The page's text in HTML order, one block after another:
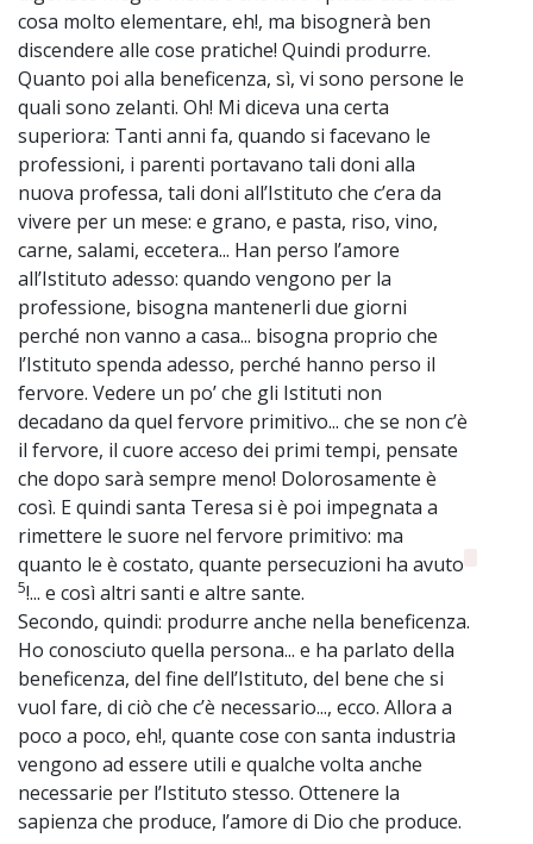
cosa molto elementare, eh!, ma bisognerà ben
discendere alle cose pratiche! Quindi produrre.
Quanto poi alla beneficenza, sì, vi sono persone le
quali sono zelanti. Oh! Mi diceva una certa
superiora: Tanti anni fa, quando si facevano le
professioni, i parenti portavano tali doni alla
nuova professa, tali doni all’Istituto che c’era da
vivere per un mese: e grano, e pasta, riso, vino,
carne, salami, eccetera... Han perso l’amore
all’Istituto adesso: quando vengono per la
professione, bisogna mantenerli due giorni
perché non vanno a casa... bisogna proprio che
l’Istituto spenda adesso, perché hanno perso il
fervore. Vedere un po’ che gli Istituti non
decadano da quel fervore primitivo... che se non c’è
il fervore, il cuore acceso dei primi tempi, pensate
che dopo sarà sempre meno! Dolorosamente è
così. E quindi santa Teresa si è poi impegnata a
rimettere le suore nel fervore primitivo: ma
quanto le è costato, quante persecuzioni ha avuto
5!... e così altri santi e altre sante.
Secondo, quindi: produrre anche nella beneficenza.
Ho conosciuto quella persona... e ha parlato della
beneficenza, del fine dell’Istituto, del bene che si
vuol fare, di ciò che c’è necessario..., ecco. Allora a
poco a poco, eh!, quante cose con santa industria
vengono ad essere utili e qualche volta anche
necessarie per l’Istituto stesso. Ottenere la
sapienza che produce, l’amore di Dio che produce.